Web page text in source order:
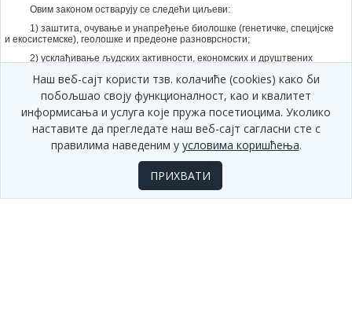
Наш веб-сајт користи тзв. колачиће (cookies) како би
побољшао своју функционалност, као и квалитет
информисања и услуга које пружа посетиоцима. Уколико
наставите да прегледате наш веб-сајт сагласни сте с
правилима наведеним у условима коришћења.
ПРИХВАТИ
Овим законом остварују се следећи циљеви:
1) заштита, очување и унапређење биолошке (генетичке, специјске
и екосистемске), геолошке и предеоне разноврсности;
2) усклађивање људских активности, економских и друштвених
коришћењем обновљивих и необновљивих природних ресурса и
дугорочним очувањем природних екосистема и природне равнотеже;
3) одрживо коришћење и/или управљање природним ресурсима и
добрима, обезбеђивање њихове функције уз очување природних
вредности и равнотеже природних екосистема;
4) благовремено спречавање људских активности и делатности
које могу довести до трајног осиромашења биолошке, геолошке и
предеоне разноврсности, као и поремећаја са негативним последицама
5) утврђивање и праћење стања у природи;